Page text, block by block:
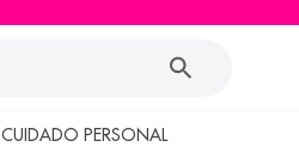
CUIDADO PERSONAL